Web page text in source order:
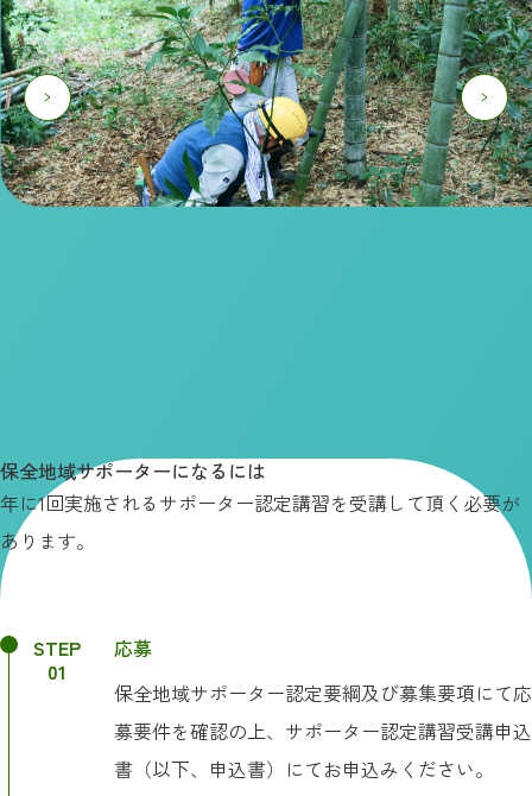
保全地域サポーターになるには
年に1回実施されるサポーター認定講習を受講して頂く必要が
あります。
STEP
01
応募
保全地域サポーター認定要綱及び募集要項にて応
募要件を確認の上、サポーター認定講習受講申込
書（以下、申込書）にてお申込みください。